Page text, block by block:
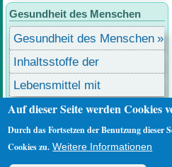
Gesundheit des Menschen
Gesundheit des Menschen
Inhaltsstoffe der
Lebensmittel
Lebensmittel mit
Inhaltsstoffen
Anmelden
Auf dieser Seite werden Cookies
Durch das Fortsetzen der Benutzung dieser
Cookies zu. Weitere Informationen